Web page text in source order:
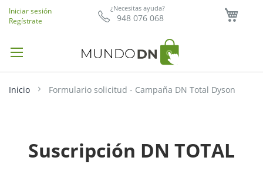
¿Necesitas ayuda?
948 076 068
Iniciar sesión
Regístrate
Inicio Formulario solicitud - Campaña DN Total Dyson
Suscripción DN TOTAL